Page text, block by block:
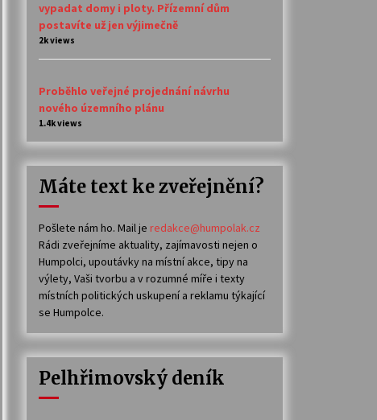
vypadat domy i ploty. Přízemní dům
postavíte už jen výjimečně
2k views
Proběhlo veřejné projednání návrhu
nového územního plánu
1.4k views
Máte text ke zveřejnění?
Pošlete nám ho. Mail je redakce@humpolak.cz
Rádi zveřejníme aktuality, zajímavosti nejen o
Humpolci, upoutávky na místní akce, tipy na
výlety, Vaši tvorbu a v rozumné míře i texty
místních politických uskupení a reklamu týkající
se Humpolce.
Pelhřimovský deník